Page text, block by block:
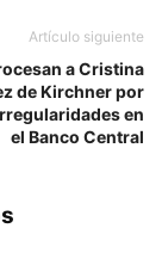
Artículo siguiente
a Cristina
de Kirchner por
en
el Banco Central